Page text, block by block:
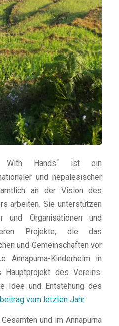
With Hands“ ist ein
und nepalesischer
an der Vision des
arbeiten. Sie unterstützen
und Organisationen und
Projekte, die das
und Gemeinschaften vor
Annapurna-Kinderheim in
des Vereins.
Idee und Entstehung des
vom letzten Jahr.
und im Annapurna